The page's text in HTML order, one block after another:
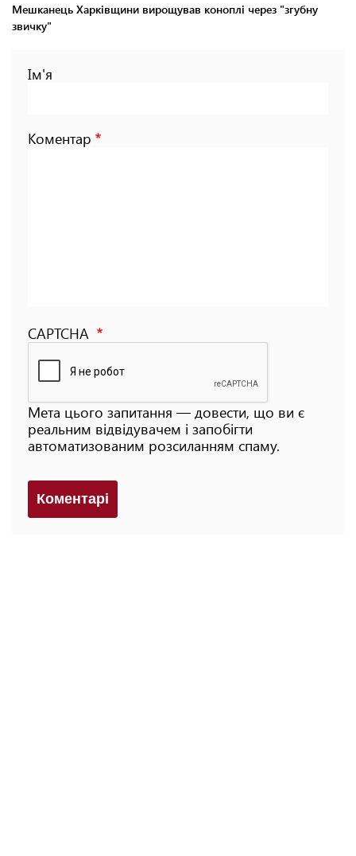
Мешканець Харківщини вирощував коноплі через "згубну
звичку"
Ім'я
Коментар
CAPTCHA
Мета цього запитання — довести, що ви є
реальним відвідувачем і запобігти
автоматизованим розсиланням спаму.
Коментарi